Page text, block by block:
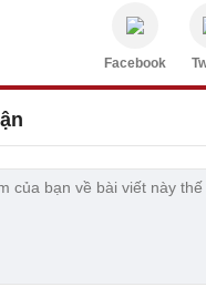
Facebook